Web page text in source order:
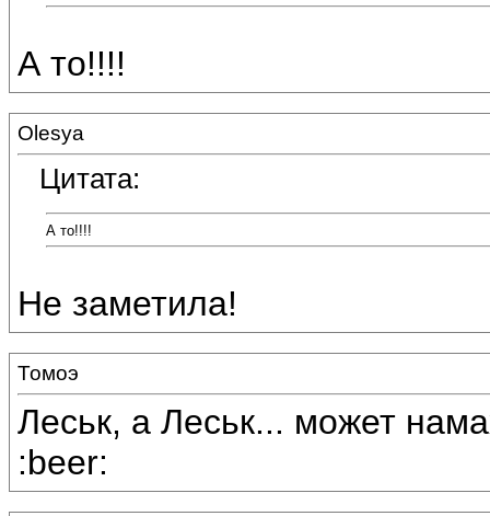
А то!!!!
Olesya
Цитата:
А то!!!!
Не заметила!
Томоэ
Леськ, а Леськ... может
:beer: